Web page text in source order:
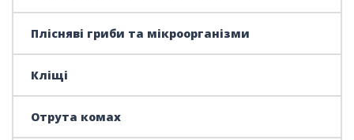
Плісняві гриби та мікроорганізми
Кліщі
Отрута комах